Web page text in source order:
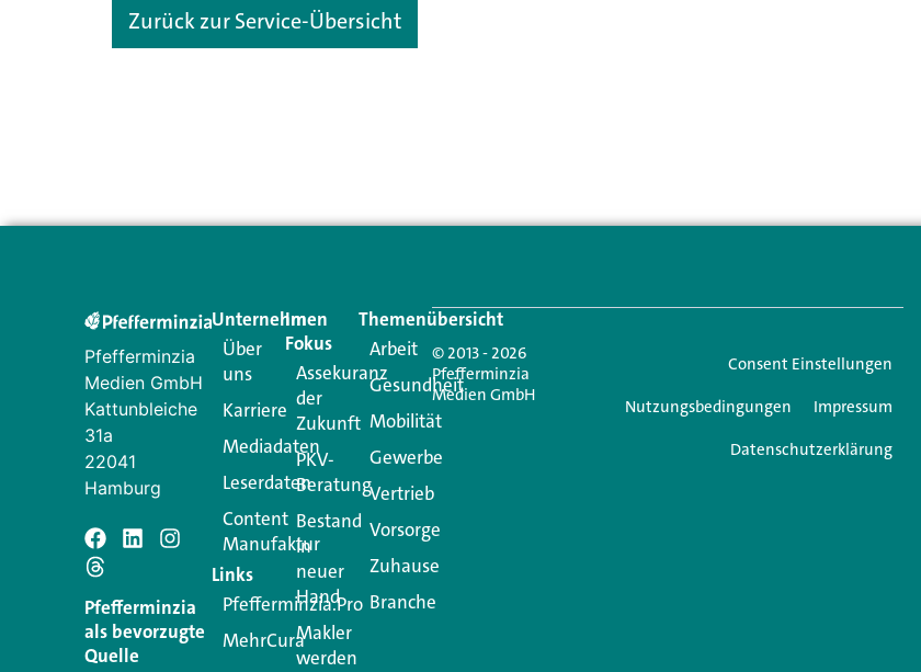
Zurück zur Service-Übersicht
Pfefferminzia
Medien GmbH
Kattunbleiche
31a
22041
Hamburg
Pfefferminzia
als bevorzugte
Quelle
Unternehmen
Über
uns
Karriere
Mediadaten
Leserdaten
Content
Manufaktur
Links
Pfefferminzia.Pro
MehrCura
Im
Fokus
Assekuranz
der
Zukunft
PKV-
Beratung
Bestand
in
neuer
Hand
Makler
werden
Themenübersicht
Arbeit
Gesundheit
Mobilität
Gewerbe
Vertrieb
Vorsorge
Zuhause
Branche
© 2013 - 2026
Pfefferminzia
Medien GmbH
Consent Einstellungen
Nutzungsbedingungen
Impressum
Datenschutzerklärung